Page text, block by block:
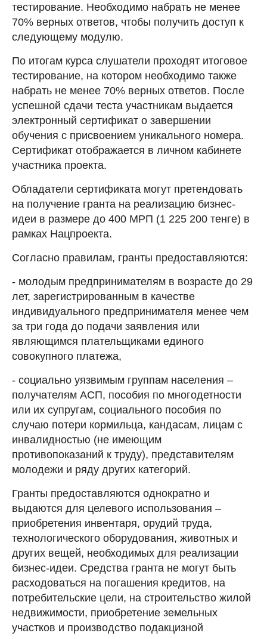
тестирование. Необходимо набрать не менее
70% верных ответов, чтобы получить доступ к
следующему модулю.
По итогам курса слушатели проходят итоговое
тестирование, на котором необходимо также
набрать не менее 70% верных ответов. После
успешной сдачи теста участникам выдается
электронный сертификат о завершении
обучения с присвоением уникального номера.
Сертификат отображается в личном кабинете
участника проекта.
Обладатели сертификата могут претендовать
на получение гранта на реализацию бизнес-
идеи в размере до 400 МРП (1 225 200 тенге) в
рамках Нацпроекта.
Согласно правилам, гранты предоставляются:
- молодым предпринимателям в возрасте до 29
лет, зарегистрированным в качестве
индивидуального предпринимателя менее чем
за три года до подачи заявления или
являющимся плательщиками единого
совокупного платежа,
- социально уязвимым группам населения –
получателям АСП, пособия по многодетности
или их супругам, социального пособия по
случаю потери кормильца, кандасам, лицам с
инвалидностью (не имеющим
противопоказаний к труду), представителям
молодежи и ряду других категорий.
Гранты предоставляются однократно и
выдаются для целевого использования –
приобретения инвентаря, орудий труда,
технологического оборудования, животных и
других вещей, необходимых для реализации
бизнес-идеи. Средства гранта не могут быть
расходоваться на погашения кредитов, на
потребительские цели, на строительство жилой
недвижимости, приобретение земельных
участков и производство подакцизной